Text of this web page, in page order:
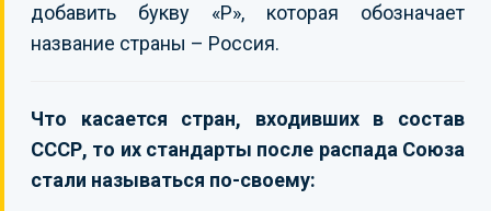
добавить букву «Р», которая обозначает
название страны – Россия.
Что касается стран, входивших в состав
СССР, то их стандарты после распада Союза
стали называться по-своему: